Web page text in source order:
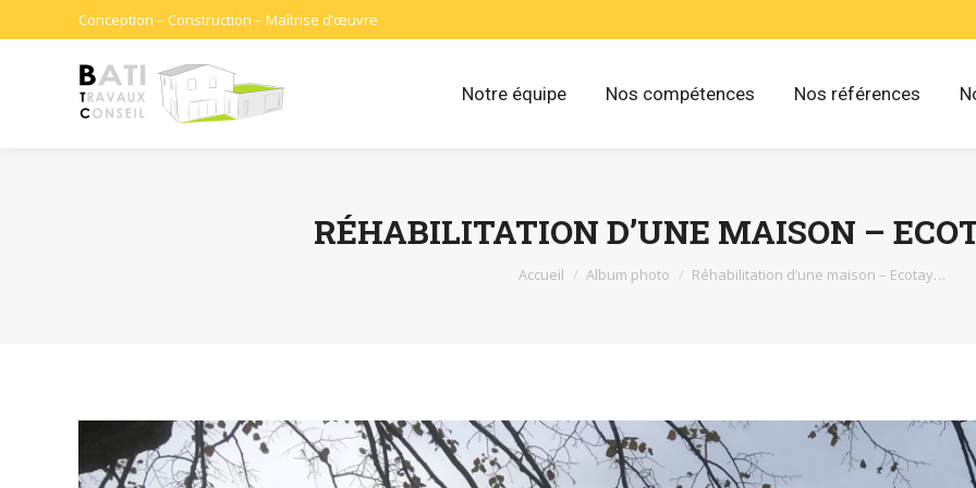
Conception – Construction – Maîtrise d’œuvre
Notre équipe Nos compétences Nos références
RÉHABILITATION D’UNE MAISON –
Vous êtes ici :
Accueil Album photo Réhabilitation d’une maison – Ecotay…